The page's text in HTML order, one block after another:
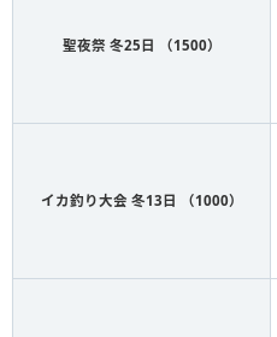
聖夜祭 冬25日 （1500）
イカ釣り大会 冬13日 （1000）